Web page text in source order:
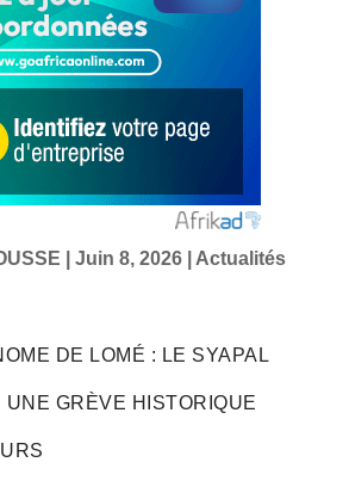
Juin 8, 2026| Actualités
DE LOMÉ : LE SYAPAL
UNE GRÈVE HISTORIQUE